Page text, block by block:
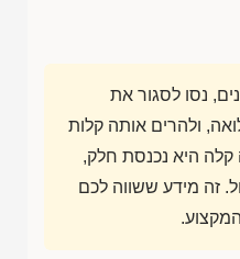
נסו לסגור את
ולהרים אותה קלות
היא נכנסת חלק,
זה מידע ששווה לכם